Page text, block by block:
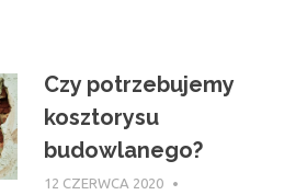
Czy potrzebujemy
kosztorysu
budowlanego?
12 CZERWCA 2020